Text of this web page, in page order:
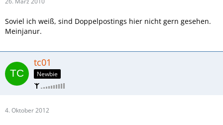
Soviel ich weiß, sind Doppelpostings hier nicht gern gesehen.
Meinjanur.
tc01
Newbie
4. Oktober 2012